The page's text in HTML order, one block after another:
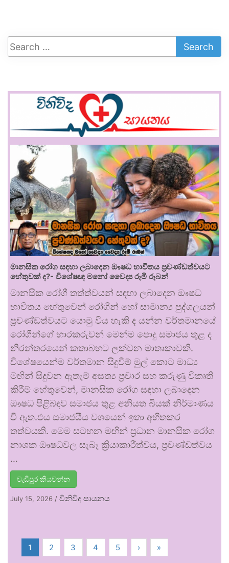
මානසික රෝග සඳහා ලබාදෙන ඖෂධ භාවිතය ප්‍රචණ්ඩත්වයට
හේතුවක් ද?- විශේෂඥ මනෝ වෛද්‍ය රූමි රූබන්
මානසික රෝගී තත්ත්වයන් සඳහා ලබාදෙන ඖෂධ
භාවිතය හේතුවෙන් රෝගීන් හෝ සාමාන්‍ය පුද්ගලයන්
ප්‍රචණ්ඩත්වයට යොමු විය හැකි ද යන්න වර්තමානයේ
රෝගීන්ගේ භාරකරුවන් මෙන්ම පොදු සමාජය තුළ ද
නිරන්තරයෙන් කතාබහට ලක්වන මාතෘකාවකි.
විශේෂයෙන්ම වර්තමාන සිදුවීම් මුල් කොට මාධ්‍ය
මඟින් සිදුවන ඇතැම් අසත්‍ය ප්‍රචාර සහ කරුණු විකෘති
කිරීම් හේතුවෙන්, මානසික රෝග සඳහා ලබාදෙන
ඖෂධ පිළිබඳව සමාජය තුළ අනියත බියක් නිර්මාණය
වී ඇත.එය සමාජයීය වශයෙන් ඉතා අහිතකර
තත්වයකි. මෙම සටහන මඟින් ප්‍රධාන මානසික රෝග
නාශක ඖෂධවල සැබෑ ක්‍රියාකාරීත්වය, ප්‍රචණ්ඩත්වය
…
වැඩිපුර කියවන්න
July 15, 2026 / විනිවිද සායනය
1 2 3 4 5 › »